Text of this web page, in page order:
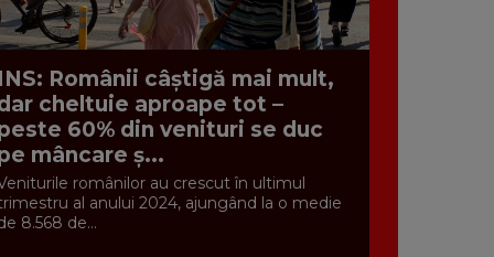
INS: Românii câștigă mai mult,
cheltuie aproape tot –
60% din venituri se duc
mâncare ș...
românilor au crescut în ultimul
al anului 2024, ajungând la o medie
8.568 de...